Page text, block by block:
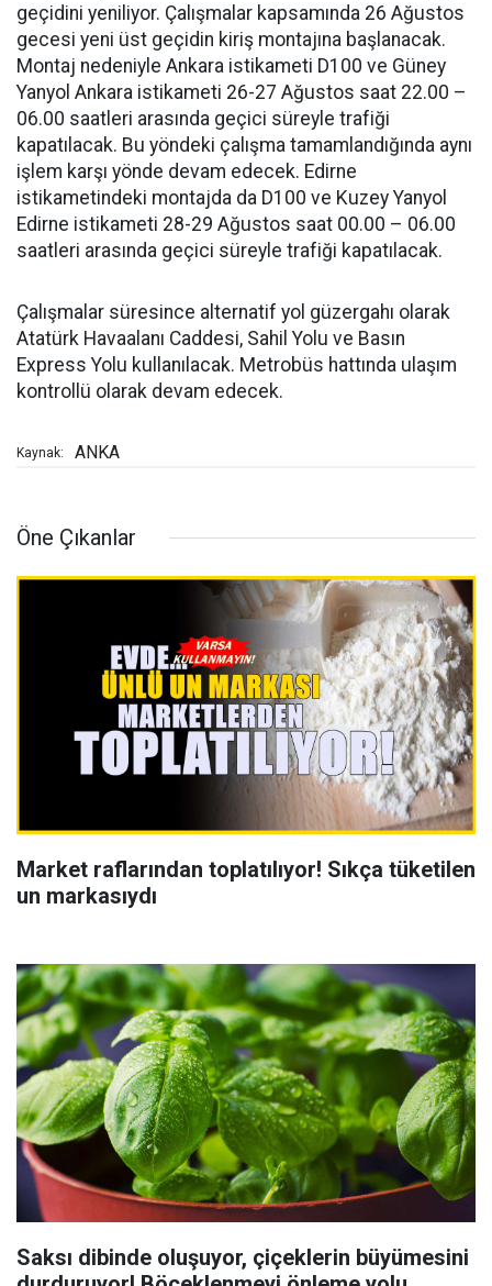
geçidini yeniliyor. Çalışmalar kapsamında 26 Ağustos
gecesi yeni üst geçidin kiriş montajına başlanacak.
Montaj nedeniyle Ankara istikameti D100 ve Güney
Yanyol Ankara istikameti 26-27 Ağustos saat 22.00 –
06.00 saatleri arasında geçici süreyle trafiği
kapatılacak. Bu yöndeki çalışma tamamlandığında aynı
işlem karşı yönde devam edecek. Edirne
istikametindeki montajda da D100 ve Kuzey Yanyol
Edirne istikameti 28-29 Ağustos saat 00.00 – 06.00
saatleri arasında geçici süreyle trafiği kapatılacak.
Çalışmalar süresince alternatif yol güzergahı olarak
Atatürk Havaalanı Caddesi, Sahil Yolu ve Basın
Express Yolu kullanılacak. Metrobüs hattında ulaşım
kontrollü olarak devam edecek.
Kaynak: ANKA
Öne Çıkanlar
Market raflarından toplatılıyor! Sıkça tüketilen
un markasıydı
Saksı dibinde oluşuyor, çiçeklerin büyümesini